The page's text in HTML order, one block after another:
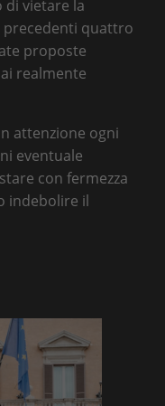
di vietare la
precedenti quattro
proposte
realmente
attenzione ogni
eventuale
con fermezza
indebolire il